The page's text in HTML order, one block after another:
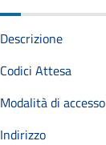
Descrizione
Codici Attesa
Modalità di accesso
Indirizzo